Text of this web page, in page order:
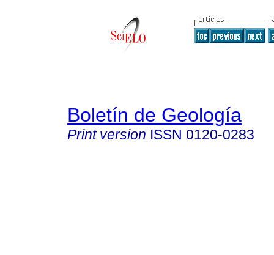
Boletín de Geología
Print version ISSN 0120-0283